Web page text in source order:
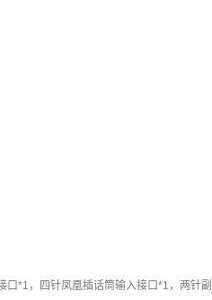
口*1，四针凤凰插话筒输入接口*1，两针